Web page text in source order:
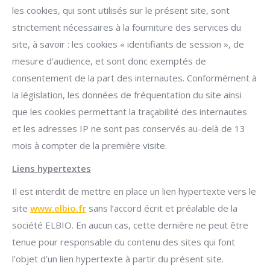
les cookies, qui sont utilisés sur le présent site, sont
strictement nécessaires à la fourniture des services du
site, à savoir : les cookies « identifiants de session », de
mesure d’audience, et sont donc exemptés de
consentement de la part des internautes. Conformément à
la législation, les données de fréquentation du site ainsi
que les cookies permettant la traçabilité des internautes
et les adresses IP ne sont pas conservés au-delà de 13
mois à compter de la première visite.
Liens hypertextes
Il est interdit de mettre en place un lien hypertexte vers le
site www.elbio.fr sans l’accord écrit et préalable de la
société ELBIO. En aucun cas, cette dernière ne peut être
tenue pour responsable du contenu des sites qui font
l’objet d’un lien hypertexte à partir du présent site.